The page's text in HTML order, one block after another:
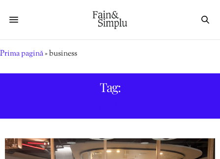
Prima pagină»business
Tag: